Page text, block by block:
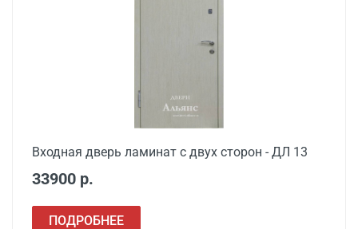
Входная дверь ламинат с двух сторон - ДЛ 13
33900 р.
ПОДРОБНЕЕ